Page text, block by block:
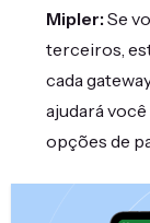
Mipler: Se
terceiros,
cada
ajudará
opções de